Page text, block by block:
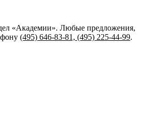
«Академии». Любые предложения,
(495) 646-83-81, (495) 225-44-99.